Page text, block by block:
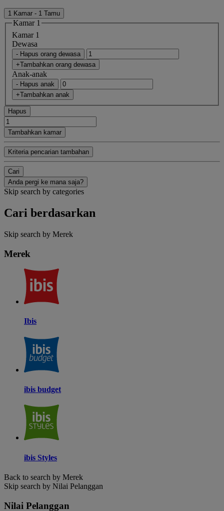
1 Kamar - 1 Tamu
Kamar 1
Kamar 1
Dewasa
- Hapus orang dewasa
+Tambahkan orang dewasa
Anak-anak
- Hapus anak
+Tambahkan anak
Hapus
Tambahkan kamar
Kriteria pencarian tambahan
Cari
Anda pergi ke mana saja?
Skip search by categories
Cari berdasarkan
Skip search by Merek
Merek
Ibis
ibis budget
ibis Styles
Back to search by Merek
Skip search by Nilai Pelanggan
Nilai Pelanggan